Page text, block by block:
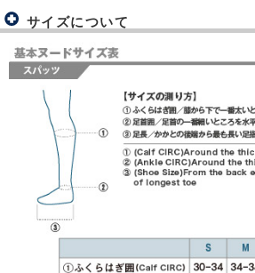
サイズについて